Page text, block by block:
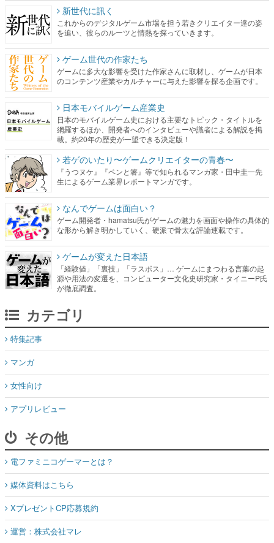
新世代に訊く
これからのデジタルゲーム市場を担う若きクリエイター達の姿
を追い、彼らのルーツと情熱を探っていきます。
ゲーム世代の作家たち
ゲームに多大な影響を受けた作家さんに取材し、ゲームが日本
のコンテンツ産業やカルチャーに与えた影響を探る企画です。
日本モバイルゲーム産業史
日本のモバイルゲーム史における主要なトピック・タイトルを
網羅するほか、開発者へのインタビューや識者による解説を掲
載。約20年の歴史が一望できる決定版！
若ゲのいたり〜ゲームクリエイターの青春〜
『うつヌケ』『ペンと箸』等で知られるマンガ家・田中圭一先
生によるゲーム業界レポートマンガです。
なんでゲームは面白い？
ゲーム開発者・hamatsu氏がゲームの魅力を画面や操作の具体的
な形から解き明かしていく、硬派で骨太な評論連載です。
ゲームが変えた日本語
「経験値」「裏技」「ラスボス」… ゲームにまつわる言葉の起
源や用法の変遷を、コンピューター文化史研究家・タイニーP氏
が徹底調査。
カテゴリ
特集記事
マンガ
女性向け
アプリレビュー
その他
電ファミニコゲーマーとは？
媒体資料はこちら
XプレゼントCP応募規約
運営：株式会社マレ